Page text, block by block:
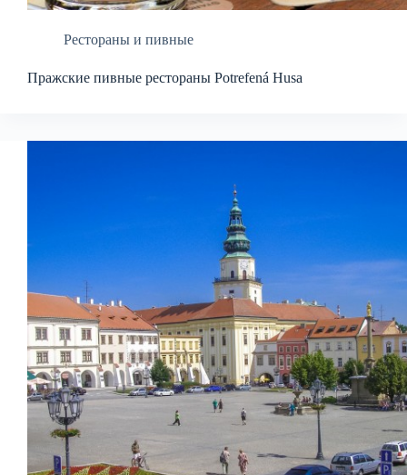
Рестораны и пивные
Пражские пивные рестораны Potrefená Husa